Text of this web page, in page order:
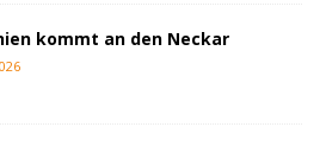
kommt an den Neckar